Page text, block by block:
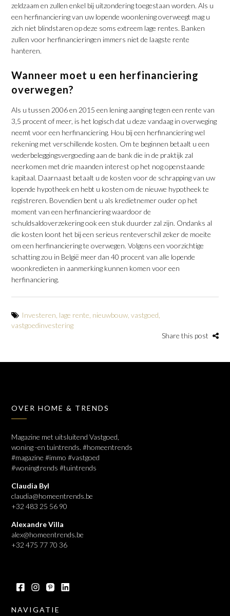
zeldzaam en zullen enkel bij uitzondering toegestaan worden. Als u
een herfinanciering van uw lopende woonlening overweegt mag u
zich niet blindstaren op deze soms extreem lage rentes. Banken
zullen voor herfinancieringen immers niet de laagste rente
hanteren.
Wanneer moet u een herfinanciering
overwegen?
Als u tussen 2006 en 2015 een lening aanging tegen een rente van
3,5 procent of meer, is het logisch dat u deze vandaag in overweging
neemt voor een herfinanciering. Hou bij een herfinanciering wel
rekening met verschillende kosten. Om te beginnen betaalt u een
wederbeleggingsvergoeding aan de bank die in de praktijk zal
neerkomen met drie maanden interest op het nog openstaande
kapitaal. Daarnaast betaalt u de kosten voor de schrapping van uw
lopende hypotheek en hebt u kosten om de nieuwe hypotheek te
registreren. Bovendien bent u als kredietnemer ouder op het
moment van een herfinanciering waardoor de
schuldsaldoverzekering ook een stuk duurder zal zijn. Ondanks al
die kosten loont het bij een serieus renteverschil zeker de moeite
om een herfinanciering te overwegen. Volgens een voorzichtige
schatting zou in België meer dan 40 procent van alle lopende
woonkredieten in aanmerking kunnen komen voor een
herfinanciering.
Investeren lage rente nieuwbouw ,vastgoed
vastgoedinvestering
Share this post
OVER HOME & TRENDS
Magazine met uitsluitend Vastgoed,
woning -en tuintrends. #homeentrends
#magazine #immo #vastgoed
#woningtrends #tuintrends
Claudia Byl
claudia@homeentrends.be
+32 483 25 56 90
Alexandre Villa
alex@homeentrends.be
+32 475 77 70 36
NAVIGATIE